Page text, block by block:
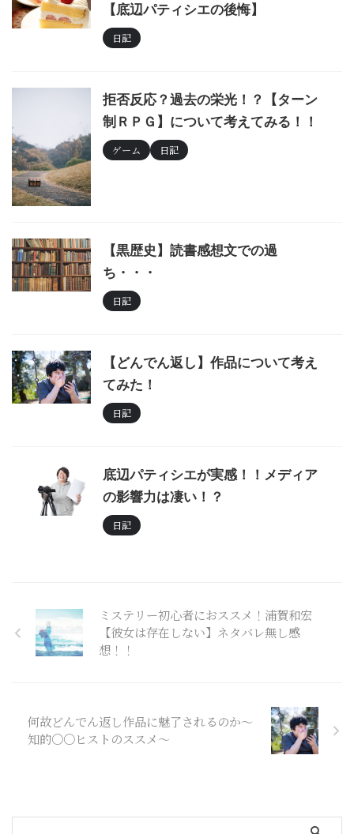
【底辺パティシエの後悔】
日記
拒否反応？過去の栄光！？【ターン
制ＲＰＧ】について考えてみる！！
ゲーム 日記
【黒歴史】読書感想文での過
ち・・・
日記
【どんでん返し】作品について考え
てみた！
日記
底辺パティシエが実感！！メディア
の影響力は凄い！？
日記
ミステリー初心者におススメ！浦賀和宏
【彼女は存在しない】ネタバレ無し感
想！！
何故どんでん返し作品に魅了されるのか～
知的〇〇ヒストのススメ～